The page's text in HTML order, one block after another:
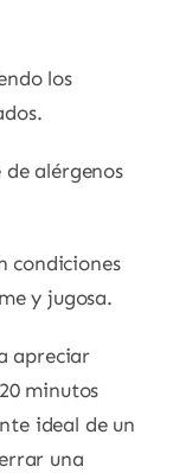
los
alérgenos
condiciones
y jugosa.
apreciar
minutos
ideal de un
una